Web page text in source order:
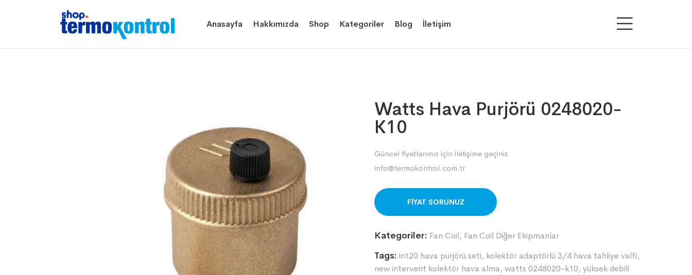
Anasayfa Hakkımızda Shop Kategoriler Blog İletişim
Watts Hava Purjörü 0248020-
K10
Güncel fiyatlarımız için iletişime geçiniz
info@termokontrol.com.tr
ORDER ON WHATSAPP
Kategoriler: Fan Coil, Fan Coil Diğer Ekipmanlar
Tags: int20 hava purjörü seti, kolektör adaptörlü 3/4 hava tahliye valfi,
new intervent kolektör hava alma, watts 0248020-k10, yüksek debili